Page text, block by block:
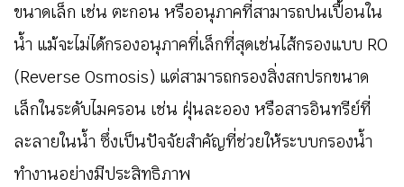
ขนาดเล็ก เช่น ตะกอน หรืออนุภาคที่สามารถปนเปื้อนใน
น้ำ แม้จะไม่ได้กรองอนุภาคที่เล็กที่สุดเช่นไส้กรองแบบ RO
(Reverse Osmosis) แต่สามารถกรองสิ่งสกปรกขนาด
เล็กในระดับไมครอน เช่น ฝุ่นละออง หรือสารอินทรีย์ที่
ละลายในน้ำ ซึ่งเป็นปัจจัยสำคัญที่ช่วยให้ระบบกรองน้ำ
ทำงานอย่างมีประสิทธิภาพ